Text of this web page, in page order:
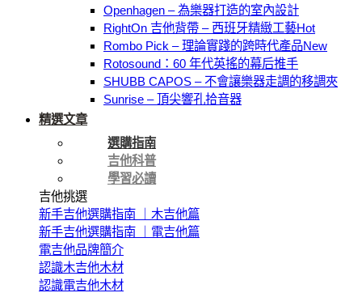
Openhagen – 為樂器打造的室內設計
RightOn 吉他背帶 – 西班牙精緻工藝
Rombo Pick – 理論實踐的跨時代產品
Rotosound：60 年代英搖的幕后推手
SHUBB CAPOS – 不會讓樂器走調的移調夾
Sunrise – 頂尖響孔拾音器
精選文章
選購指南
吉他科普
學習必讀
吉他挑選
新手吉他選購指南 ｜木吉他篇
新手吉他選購指南 ｜電吉他篇
電吉他品牌簡介
認識木吉他木材
認識電吉他木材